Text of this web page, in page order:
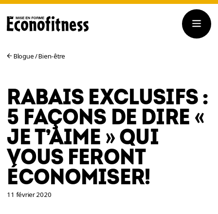
Blogue/Bien-être
RABAIS EXCLUSIFS :
5 FAÇONS DE DIRE «
JE T’AIME » QUI
VOUS FERONT
ÉCONOMISER!
11 février 2020